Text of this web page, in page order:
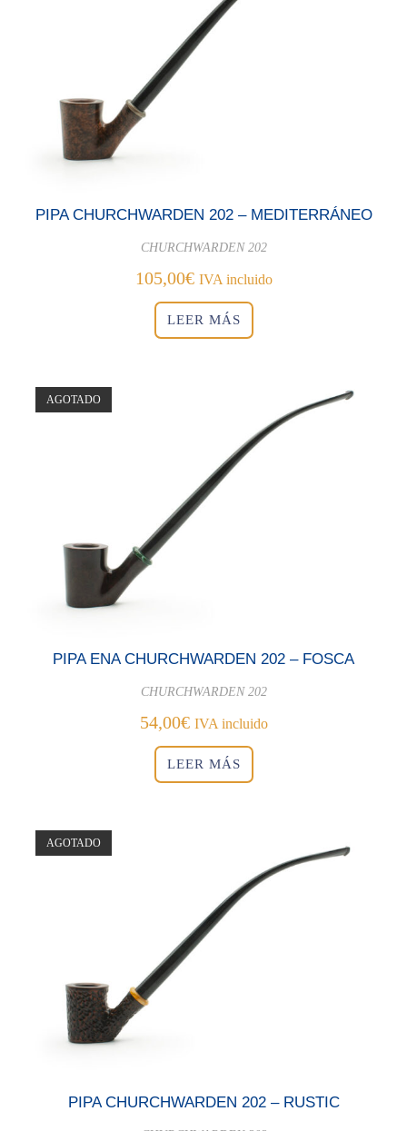
PIPA CHURCHWARDEN 202 – MEDITERRÁNEO
CHURCHWARDEN 202
105,00€ IVA incluido
LEER MÁS
AGOTADO
PIPA ENA CHURCHWARDEN 202 – FOSCA
CHURCHWARDEN 202
54,00€ IVA incluido
LEER MÁS
AGOTADO
PIPA CHURCHWARDEN 202 – RUSTIC